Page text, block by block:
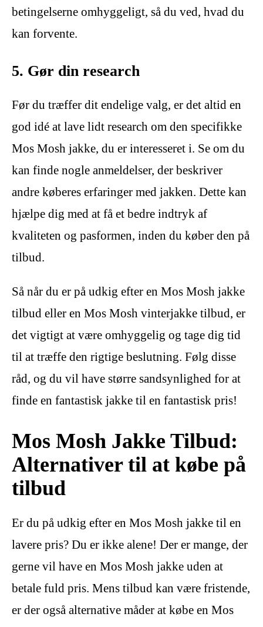
betingelserne omhyggeligt, så du ved, hvad du
kan forvente.
5. Gør din research
Før du træffer dit endelige valg, er det altid en
god idé at lave lidt research om den specifikke
Mos Mosh jakke, du er interesseret i. Se om du
kan finde nogle anmeldelser, der beskriver
andre køberes erfaringer med jakken. Dette kan
hjælpe dig med at få et bedre indtryk af
kvaliteten og pasformen, inden du køber den på
tilbud.
Så når du er på udkig efter en Mos Mosh jakke
tilbud eller en Mos Mosh vinterjakke tilbud, er
det vigtigt at være omhyggelig og tage dig tid
til at træffe den rigtige beslutning. Følg disse
råd, og du vil have større sandsynlighed for at
finde en fantastisk jakke til en fantastisk pris!
Mos Mosh Jakke Tilbud:
Alternativer til at købe på
tilbud
Er du på udkig efter en Mos Mosh jakke til en
lavere pris? Du er ikke alene! Der er mange, der
gerne vil have en Mos Mosh jakke uden at
betale fuld pris. Mens tilbud kan være fristende,
er der også alternative måder at købe en Mos